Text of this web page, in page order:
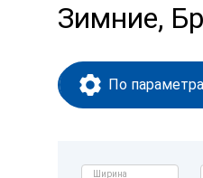
Зимние,
По
Ширина